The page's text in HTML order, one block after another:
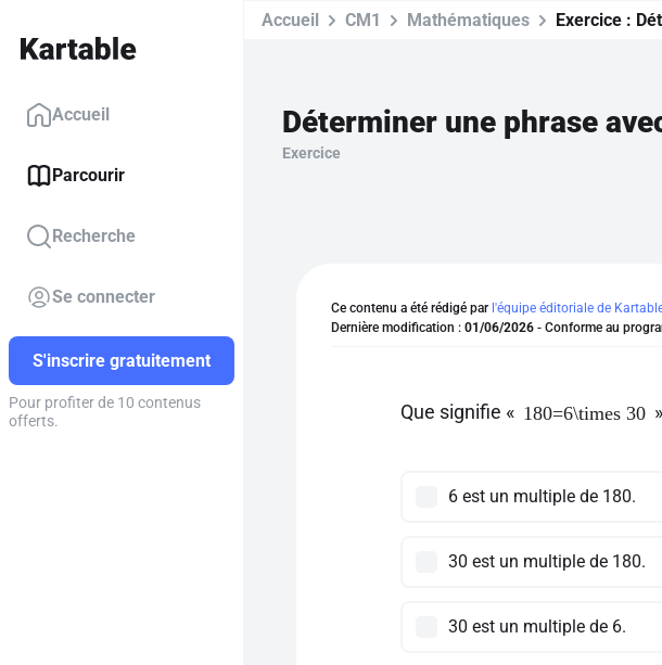
Accueil
Parcourir
Recherche
Se connecter
S'inscrire gratuitement
Pour profiter de 10 contenus
offerts.
Accueil CM1 Mathématiques Exercice :
Exercice
Ce contenu a été rédigé par l'équipe éditoriale de
Dernière modification : 01/06/2026 - Conforme au
Que signifie « 180=6\times 30
6 est un multiple de 180.
30 est un multiple de 180.
30 est un multiple de 6.